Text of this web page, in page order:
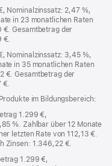
Nominalzinssatz: 2,47 %,
in 23 monatlichen Raten
€. Gesamtbetrag der
€.
Nominalzinssatz: 3,45 %,
in 35 monatlichen Raten
€. Gesamtbetrag der
im Bildungsbereich:
1.299 €,
%. Zahlbar über 12 Monate
letzten Rate von 112,13 €.
Zinsen: 1.346,22 €.
1.299 €,